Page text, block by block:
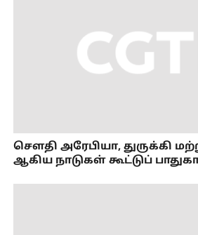
செளதி அரேபியா, துருக்கி
ஆகிய நாடுகள் கூட்டுப்